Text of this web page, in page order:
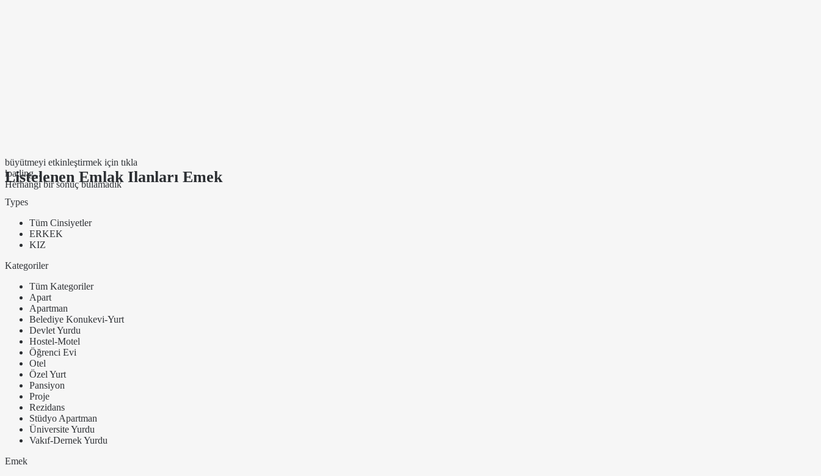
büyütmeyi etkinleştirmek için tıkla
loading...
Herhangi bir sonuç bulamadık
Listelenen Emlak Ilanları Emek
Types
Tüm Cinsiyetler
ERKEK
KIZ
Kategoriler
Tüm Kategoriler
Apart
Apartman
Belediye Konukevi-Yurt
Devlet Yurdu
Hostel-Motel
Öğrenci Evi
Otel
Özel Yurt
Pansiyon
Proje
Rezidans
Stüdyo Apartman
Üniversite Yurdu
Vakıf-Dernek Yurdu
Emek